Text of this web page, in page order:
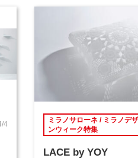
4
ミラノサローネ / ミラノデ
ンウィーク特集
LACE by YOY